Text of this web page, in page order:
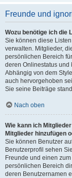
Freunde und
Wozu benötige ich die
Sie können diese
verwalten. Mitglieder,
persönlichen Bereich
deren Onlinestatus
Abhängig von dem
auch hervorgehoben
Sie seine Beiträge
Nach oben
Wie kann ich
Mitglieder hinzufügen
Sie können Benutzer
Benutzerprofil sehen
Freunde und einen
persönlichen Bereich
deren Benutzernamen